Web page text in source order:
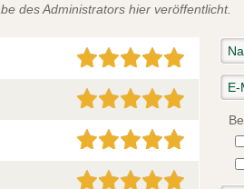
des Administrators hier veröffentlicht.